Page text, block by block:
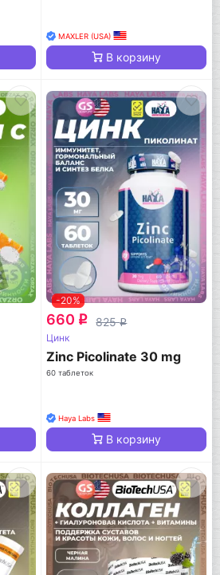
MAXLER (USA)
В корзину
-20%
660 q 825q
Цинк
Zinc Picolinate 30 mg
60 таблеток
Haya Labs
В корзину